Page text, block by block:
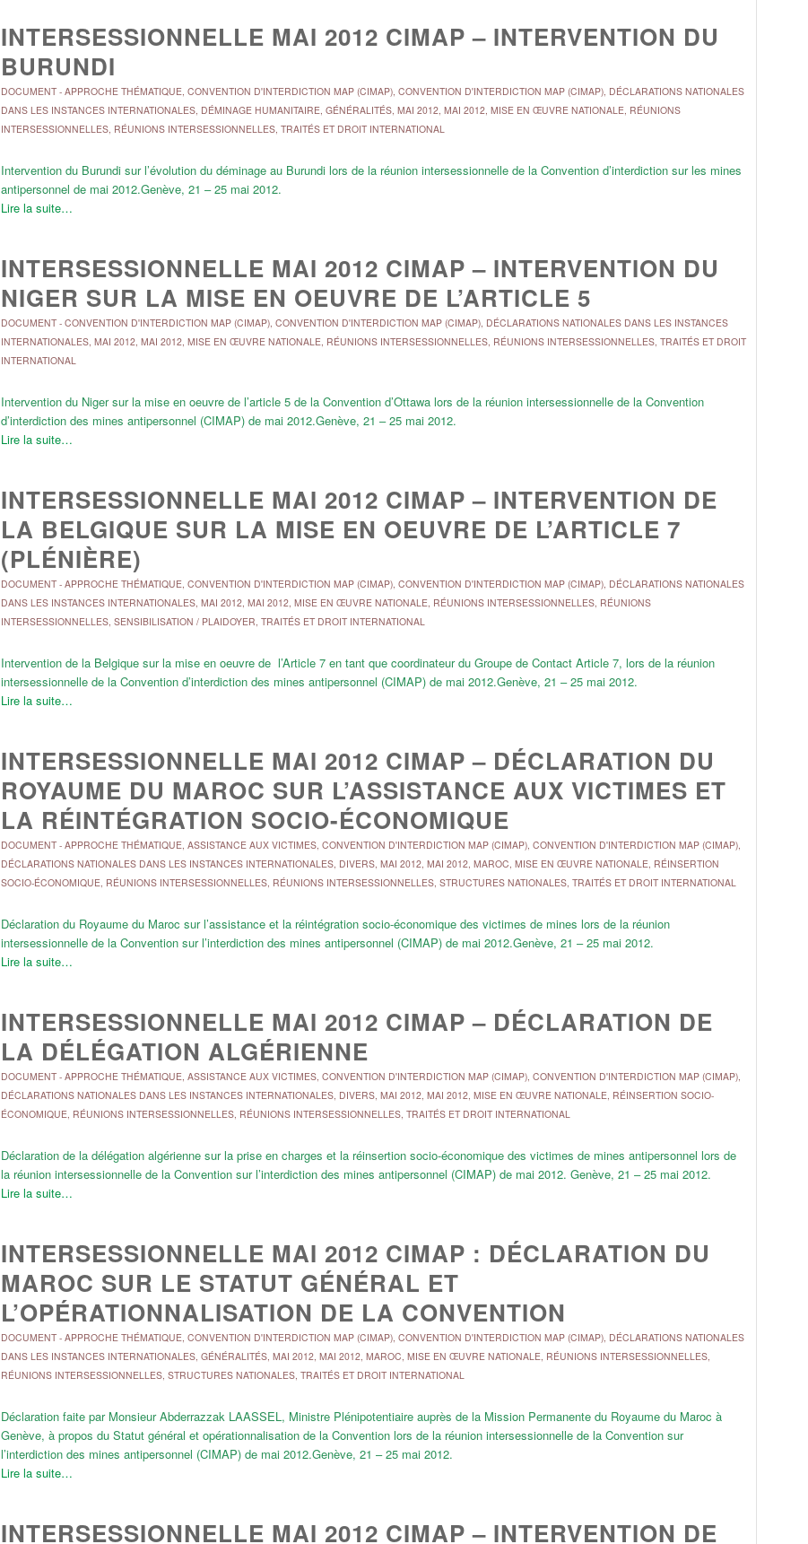
INTERSESSIONNELLE MAI 2012 CIMAP – INTERVENTION DU
BURUNDI
DOCUMENT- APPROCHE THÉMATIQUE, CONVENTION D'INTERDICTION MAP (CIMAP), CONVENTION D'INTERDICTION MAP (CIMAP), DÉCLARATIONS NATIONALES
DANS LES INSTANCES INTERNATIONALES, DÉMINAGE HUMANITAIRE, GÉNÉRALITÉS, MAI 2012, MAI 2012, MISE EN ŒUVRE NATIONALE, RÉUNIONS
INTERSESSIONNELLES, RÉUNIONS INTERSESSIONNELLES, TRAITÉS ET DROIT INTERNATIONAL
Intervention du Burundi sur l’évolution du déminage au Burundi lors de la réunion intersessionnelle de la Convention d’interdiction sur les mines
antipersonnel de mai 2012.Genève, 21 – 25 mai 2012.
Lire la suite…
INTERSESSIONNELLE MAI 2012 CIMAP – INTERVENTION DU
NIGER SUR LA MISE EN OEUVRE DE L’ARTICLE 5
DOCUMENT- CONVENTION D'INTERDICTION MAP (CIMAP), CONVENTION D'INTERDICTION MAP (CIMAP), DÉCLARATIONS NATIONALES DANS LES INSTANCES
INTERNATIONALES, MAI 2012, MAI 2012, MISE EN ŒUVRE NATIONALE, RÉUNIONS INTERSESSIONNELLES, RÉUNIONS INTERSESSIONNELLES, TRAITÉS ET DROIT
INTERNATIONAL
Intervention du Niger sur la mise en oeuvre de l’article 5 de la Convention d’Ottawa lors de la réunion intersessionnelle de la Convention
d’interdiction des mines antipersonnel (CIMAP) de mai 2012.Genève, 21 – 25 mai 2012.
Lire la suite…
INTERSESSIONNELLE MAI 2012 CIMAP – INTERVENTION DE
LA BELGIQUE SUR LA MISE EN OEUVRE DE L’ARTICLE 7
(PLÉNIÈRE)
DOCUMENT- APPROCHE THÉMATIQUE, CONVENTION D'INTERDICTION MAP (CIMAP), CONVENTION D'INTERDICTION MAP (CIMAP), DÉCLARATIONS NATIONALES
DANS LES INSTANCES INTERNATIONALES, MAI 2012, MAI 2012, MISE EN ŒUVRE NATIONALE, RÉUNIONS INTERSESSIONNELLES, RÉUNIONS
INTERSESSIONNELLES, SENSIBILISATION / PLAIDOYER, TRAITÉS ET DROIT INTERNATIONAL
Intervention de la Belgique sur la mise en oeuvre de l’Article 7 en tant que coordinateur du Groupe de Contact Article 7, lors de la réunion
intersessionnelle de la Convention d’interdiction des mines antipersonnel (CIMAP) de mai 2012.Genève, 21 – 25 mai 2012.
Lire la suite…
INTERSESSIONNELLE MAI 2012 CIMAP – DÉCLARATION DU
ROYAUME DU MAROC SUR L’ASSISTANCE AUX VICTIMES ET
LA RÉINTÉGRATION SOCIO-ÉCONOMIQUE
DOCUMENT- APPROCHE THÉMATIQUE, ASSISTANCE AUX VICTIMES, CONVENTION D'INTERDICTION MAP (CIMAP), CONVENTION D'INTERDICTION MAP (CIMAP),
DÉCLARATIONS NATIONALES DANS LES INSTANCES INTERNATIONALES, DIVERS, MAI 2012, MAI 2012, MAROC, MISE EN ŒUVRE NATIONALE, RÉINSERTION
SOCIO-ÉCONOMIQUE, RÉUNIONS INTERSESSIONNELLES, RÉUNIONS INTERSESSIONNELLES, STRUCTURES NATIONALES, TRAITÉS ET DROIT INTERNATIONAL
Déclaration du Royaume du Maroc sur l’assistance et la réintégration socio-économique des victimes de mines lors de la réunion
intersessionnelle de la Convention sur l’interdiction des mines antipersonnel (CIMAP) de mai 2012.Genève, 21 – 25 mai 2012.
Lire la suite…
INTERSESSIONNELLE MAI 2012 CIMAP – DÉCLARATION DE
LA DÉLÉGATION ALGÉRIENNE
DOCUMENT- APPROCHE THÉMATIQUE, ASSISTANCE AUX VICTIMES, CONVENTION D'INTERDICTION MAP (CIMAP), CONVENTION D'INTERDICTION MAP (CIMAP),
DÉCLARATIONS NATIONALES DANS LES INSTANCES INTERNATIONALES, DIVERS, MAI 2012, MAI 2012, MISE EN ŒUVRE NATIONALE, RÉINSERTION SOCIO-
ÉCONOMIQUE, RÉUNIONS INTERSESSIONNELLES, RÉUNIONS INTERSESSIONNELLES, TRAITÉS ET DROIT INTERNATIONAL
Déclaration de la délégation algérienne sur la prise en charges et la réinsertion socio-économique des victimes de mines antipersonnel lors de
la réunion intersessionnelle de la Convention sur l’interdiction des mines antipersonnel (CIMAP) de mai 2012. Genève, 21 – 25 mai 2012.
Lire la suite…
INTERSESSIONNELLE MAI 2012 CIMAP : DÉCLARATION DU
MAROC SUR LE STATUT GÉNÉRAL ET
L’OPÉRATIONNALISATION DE LA CONVENTION
DOCUMENT- APPROCHE THÉMATIQUE, CONVENTION D'INTERDICTION MAP (CIMAP), CONVENTION D'INTERDICTION MAP (CIMAP), DÉCLARATIONS NATIONALES
DANS LES INSTANCES INTERNATIONALES, GÉNÉRALITÉS, MAI 2012, MAI 2012, MAROC, MISE EN ŒUVRE NATIONALE, RÉUNIONS INTERSESSIONNELLES,
RÉUNIONS INTERSESSIONNELLES, STRUCTURES NATIONALES, TRAITÉS ET DROIT INTERNATIONAL
Déclaration faite par Monsieur Abderrazzak LAASSEL, Ministre Plénipotentiaire auprès de la Mission Permanente du Royaume du Maroc à
Genève, à propos du Statut général et opérationnalisation de la Convention lors de la réunion intersessionnelle de la Convention sur
l’interdiction des mines antipersonnel (CIMAP) de mai 2012.Genève, 21 – 25 mai 2012.
Lire la suite…
INTERSESSIONNELLE MAI 2012 CIMAP – INTERVENTION DE